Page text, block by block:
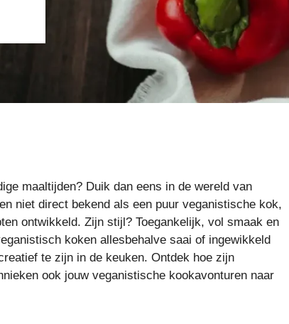
maaltijden? Duik dan eens in de wereld van
niet direct bekend als een puur veganistische kok,
ontwikkeld. Zijn stijl? Toegankelijk, vol smaak en
koken allesbehalve saai of ingewikkeld
te zijn in de keuken. Ontdek hoe zijn
ook jouw veganistische kookavonturen naar